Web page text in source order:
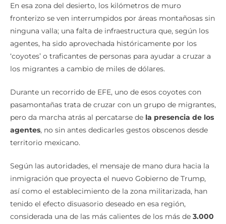
En esa zona del desierto, los kilómetros de muro
fronterizo se ven interrumpidos por áreas montañosas sin
ninguna valla; una falta de infraestructura que, según los
agentes, ha sido aprovechada históricamente por los
‘coyotes’ o traficantes de personas para ayudar a cruzar a
los migrantes a cambio de miles de dólares.
Durante un recorrido de EFE, uno de esos coyotes con
pasamontañas trata de cruzar con un grupo de migrantes,
pero da marcha atrás al percatarse de la presencia de los
agentes, no sin antes dedicarles gestos obscenos desde
territorio mexicano.
Según las autoridades, el mensaje de mano dura hacia la
inmigración que proyecta el nuevo Gobierno de Trump,
así como el establecimiento de la zona militarizada, han
tenido el efecto disuasorio deseado en esa región,
considerada una de las más calientes de los más de 3.000